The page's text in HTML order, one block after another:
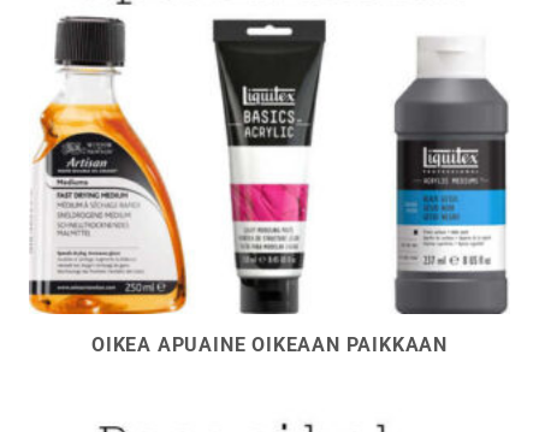
OIKEA APUAINE OIKEAAN PAIKKAAN